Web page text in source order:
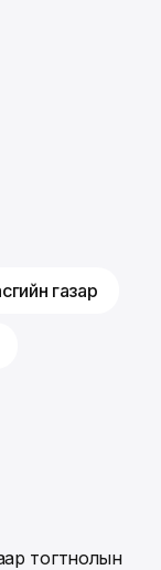
газар
тогтнолын